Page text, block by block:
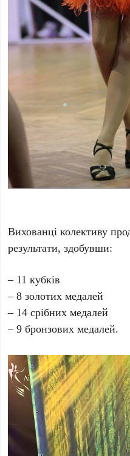
Вихованці колективу
результати, здобувши:
– 11 кубків
– 8 золотих медалей
– 14 срібних медалей
– 9 бронзових медалей.